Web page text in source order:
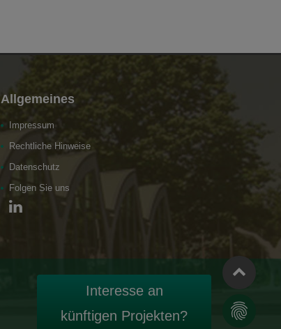
Allgemeines
Impressum
Rechtliche Hinweise
Datenschutz
Folgen Sie uns
Interesse an
künftigen Projekten?